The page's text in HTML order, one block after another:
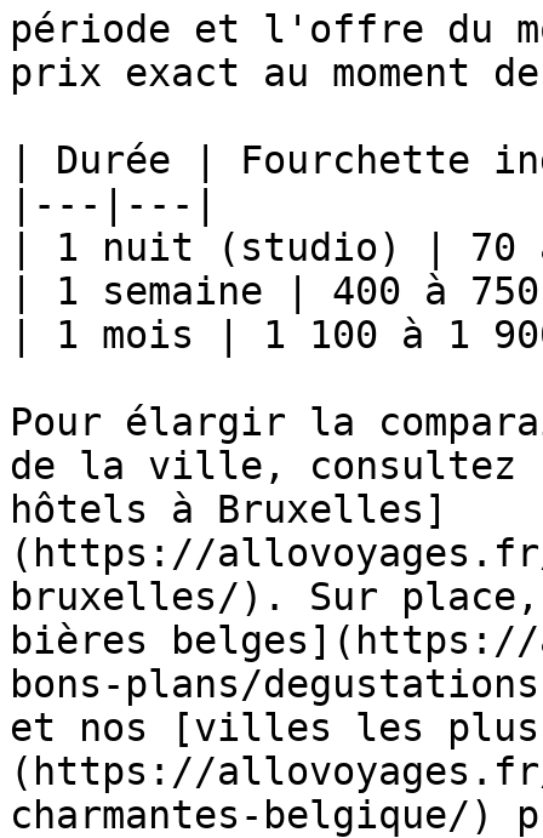
période et l'offre du
prix exact au moment
| Durée | Fourchette
|---|---|
| 1 nuit (studio) | 70
| 1 semaine | 400 à
| 1 mois | 1 100 à 1
Pour élargir la
de la ville, consultez
hôtels à Bruxelles]
(https://
bruxelles/). Sur
bières
bons-plans/
et nos [villes les plus
(https://
charmantes-belgique/)